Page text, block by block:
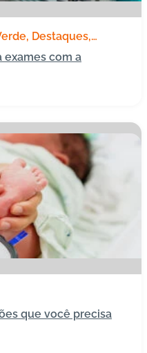
Destaques
exames com a
que você precisa